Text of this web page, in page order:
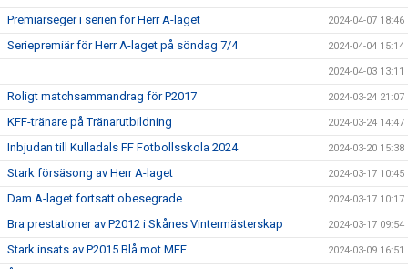
Premiärseger i serien för Herr A-laget 2024-04-07 18:46
Seriepremiär för Herr A-laget på söndag 7/4 2024-04-04 15:14
2024-04-03 13:11
Roligt matchsammandrag för P2017 2024-03-24 21:07
KFF-tränare på Tränarutbildning 2024-03-24 14:47
Inbjudan till Kulladals FF Fotbollsskola 2024 2024-03-20 15:38
Stark försäsong av Herr A-laget 2024-03-17 10:45
Dam A-laget fortsatt obesegrade 2024-03-17 10:17
Bra prestationer av P2012 i Skånes Vintermästerskap 2024-03-17 09:54
Stark insats av P2015 Blå mot MFF 2024-03-09 16:51